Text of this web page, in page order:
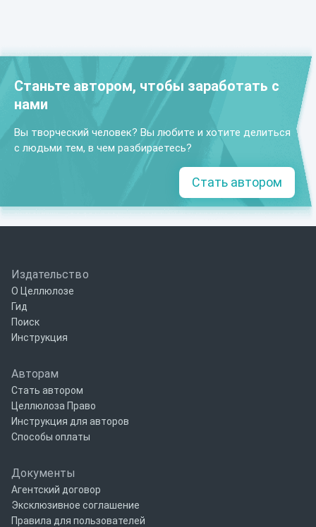
Станьте автором, чтобы заработать с
нами
Вы творческий человек? Вы любите и хотите делиться
с людьми тем, в чем разбираетесь?
Стать автором
Издательство
О Целлюлозе
Гид
Поиск
Инструкция
Авторам
Стать автором
Целлюлоза Право
Инструкция для авторов
Способы оплаты
Документы
Агентский договор
Эксклюзивное соглашение
Правила для пользователей